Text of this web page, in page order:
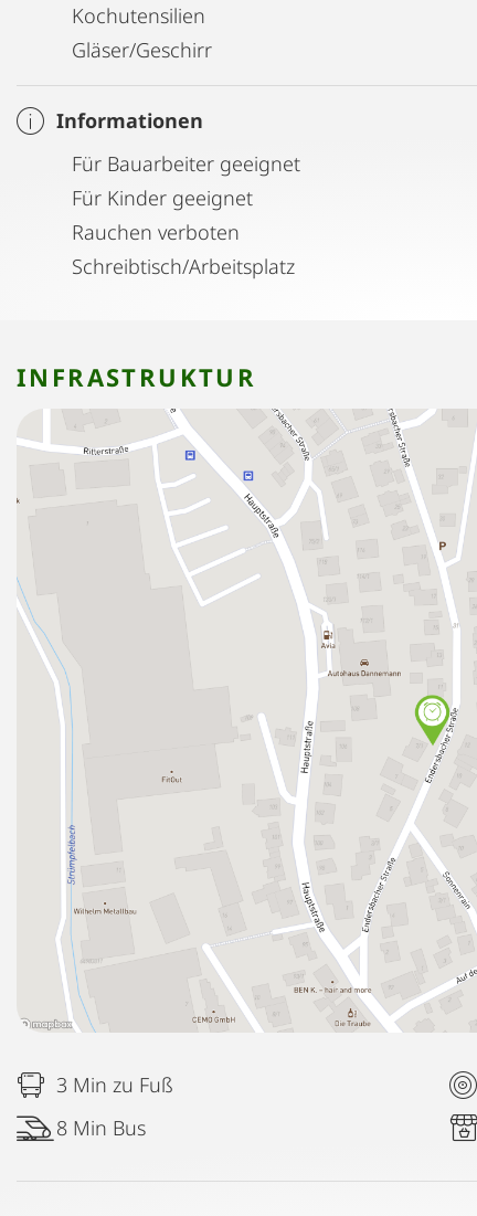
Kochutensilien
Gläser/Geschirr
Informationen
Für Bauarbeiter geeignet
Für Kinder geeignet
Rauchen verboten
Schreibtisch/Arbeitsplatz
INFRASTRUKTUR
3 Min zu Fuß
8 Min Bus